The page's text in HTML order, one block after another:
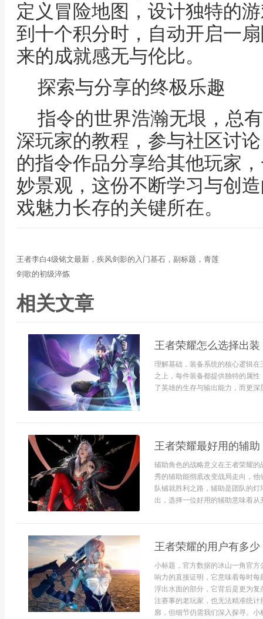
定义冒险地图，设计独特的
到十个积分时，自动开启一
来的成就感无与伦比。
探索与分享的终极乐趣
指令的世界浩瀚无垠，总
深玩家的教程，参与社区讨
的指令作品分享给其他玩家
妙景观，这份不断学习与创
戏魅力长存的关键所在。
王者李白4级铭文最新，疾风剑影的入门基石，副标题，青莲
剑歌的初级淬炼
相关文章
王者荣耀怎么选择出
理解基础，装备系统的核心逻辑
之上，每件装备都提供独特的属
了英雄的生存与输出能力，而更
王者荣耀最好用的辅
辅助角色的战略意义在王者荣耀
秀的辅助能彻底改变战局走向，
队铺就胜利之路，辅助是团队的
出，选择一位好用的辅助意味着从
王者荣耀的用户有多
小标题，官方数据的冰山一角官
响力的直接证明，它意味着每时
浮出水面的部分，它背后是更为
注赛事的老玩家，也无法精准统
廓，但细节仍需我们深入探寻。小